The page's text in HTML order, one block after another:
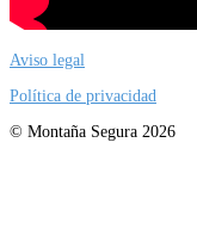
Aviso legal
Política de privacidad
© Montaña Segura 2026